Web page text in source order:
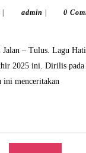
December
| admin admin
| 0
2025 ini. Dirilis pada
ini menceritakan